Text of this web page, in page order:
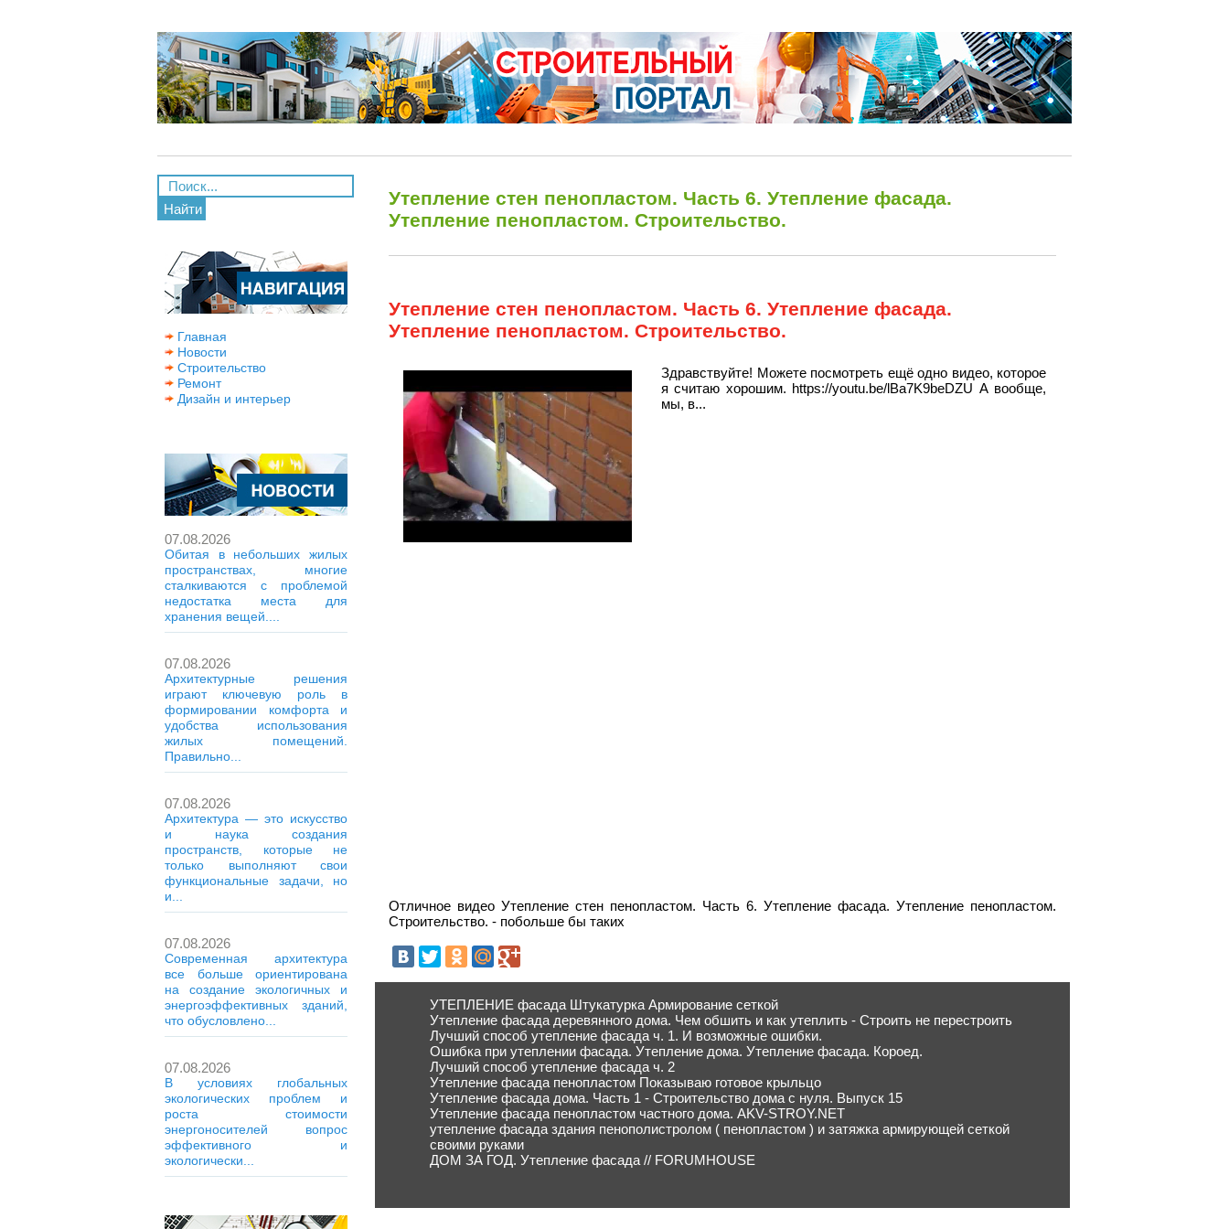
Найти
Главная
Новости
Строительство
Ремонт
Дизайн и интерьер
07.08.2026
Обитая в небольших жилых
пространствах, многие
сталкиваются с проблемой
недостатка места для
хранения вещей....
07.08.2026
Архитектурные решения
играют ключевую роль в
формировании комфорта и
удобства использования
жилых помещений.
Правильно...
07.08.2026
Архитектура — это искусство
и наука создания
пространств, которые не
только выполняют свои
функциональные задачи, но
и...
07.08.2026
Современная архитектура
все больше ориентирована
на создание экологичных и
энергоэффективных зданий,
что обусловлено...
07.08.2026
В условиях глобальных
экологических проблем и
роста стоимости
энергоносителей вопрос
эффективного и
экологически...
Утепление стен пенопластом. Часть 6. Утепление фасада.
Утепление пенопластом. Строительство.
Утепление стен пенопластом. Часть 6. Утепление фасада.
Утепление пенопластом. Строительство.
Здравствуйте! Можете посмотреть ещё одно видео, которое
я считаю хорошим. https://youtu.be/lBa7K9beDZU А вообще,
мы, в...
Отличное видео Утепление стен пенопластом. Часть 6. Утепление фасада. Утепление пенопластом.
Строительство. - побольше бы таких
УТЕПЛЕНИЕ фасада Штукатурка Армирование сеткой
Утепление фасада деревянного дома. Чем обшить и как утеплить - Строить не перестроить
Лучший способ утепление фасада ч. 1. И возможные ошибки.
Ошибка при утеплении фасада. Утепление дома. Утепление фасада. Короед.
Лучший способ утепление фасада ч. 2
Утепление фасада пенопластом Показываю готовое крыльцо
Утепление фасада дома. Часть 1 - Строительство дома с нуля. Выпуск 15
Утепление фасада пенопластом частного дома. AKV-STROY.NET
утепление фасада здания пенополистролом ( пенопластом ) и затяжка армирующей сеткой
своими руками
ДОМ ЗА ГОД. Утепление фасада // FORUMHOUSE